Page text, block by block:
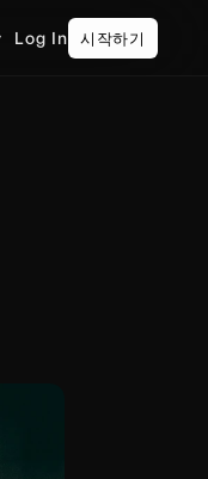
Log In 시작하기